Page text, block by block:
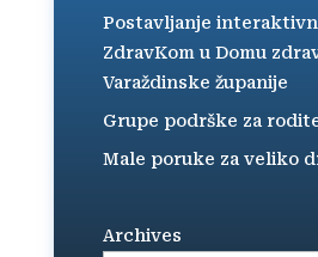
Postavljanje
ZdravKom u Domu
Varaždinske županije
Grupe podrške za
Male poruke za veliko
Archives